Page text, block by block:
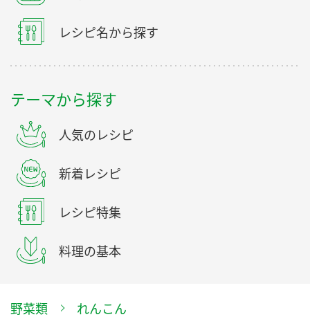
レシピ名から探す
テーマから探す
人気のレシピ
新着レシピ
レシピ特集
料理の基本
野菜類 れんこん